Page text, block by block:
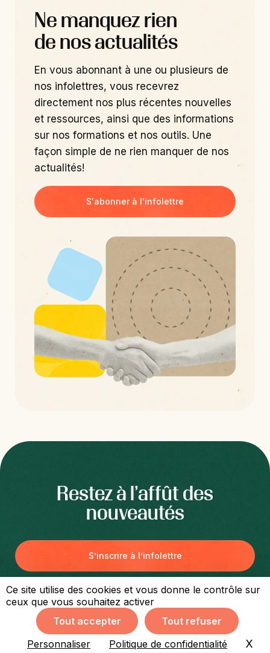
Ce site utilise des cookies et vous donne le contrôle sur
ceux que vous souhaitez activer
Tout accepter
Tout refuser
Personnaliser
Politique de confidentialité X
Ne manquez rien
de nos actualités
En vous abonnant à une ou plusieurs de
nos infolettres, vous recevrez
directement nos plus récentes nouvelles
et ressources, ainsi que des informations
sur nos formations et nos outils. Une
façon simple de ne rien manquer de nos
actualités!
S'abonner à l'infolettre
Restez à l’affût des
nouveautés
S’inscrire à l’infolettre
© CommunAgir - Tous droits réservés 2026 | Conception de site web par
TactikMedia
Accessibilité Confidentialité Termes Sitemap